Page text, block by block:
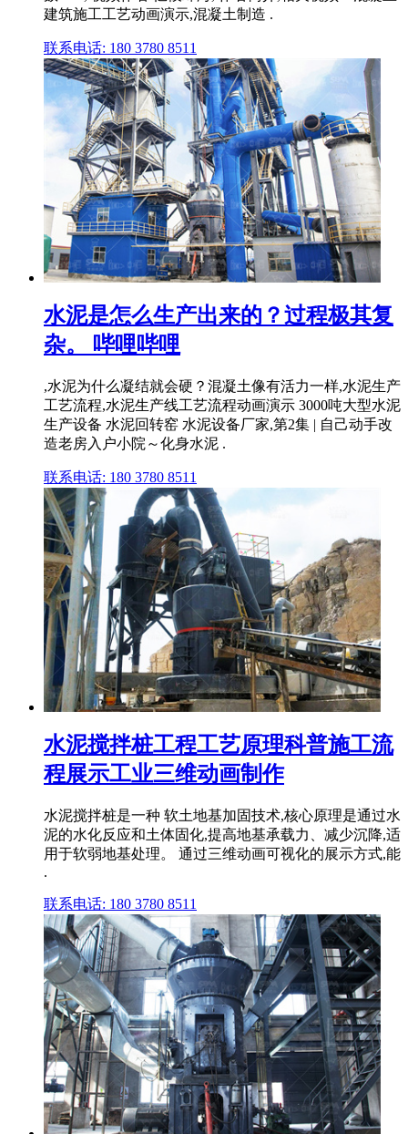
建筑施工工艺动画演示,混凝土制造 .
联系电话: 180 3780 8511
水泥是怎么生产出来的？过程极其复
杂。 哔哩哔哩
,水泥为什么凝结就会硬？混凝土像有活力一样,水泥生产
工艺流程,水泥生产线工艺流程动画演示 3000吨大型水泥
生产设备 水泥回转窑 水泥设备厂家,第2集 | 自己动手改
造老房入户小院～化身水泥 .
联系电话: 180 3780 8511
水泥搅拌桩工程工艺原理科普施工流
程展示工业三维动画制作
水泥搅拌桩是一种 软土地基加固技术,核心原理是通过水
泥的水化反应和土体固化,提高地基承载力、减少沉降,适
用于软弱地基处理。 通过三维动画可视化的展示方式,能
.
联系电话: 180 3780 8511